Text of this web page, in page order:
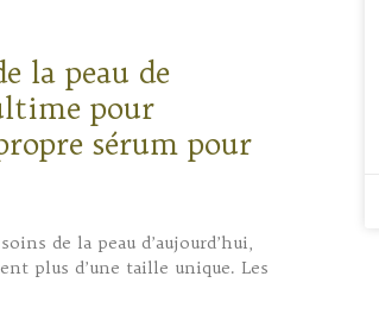
la peau de
pour
sérum pour
de la peau d’aujourd’hui,
plus d’une taille unique. Les